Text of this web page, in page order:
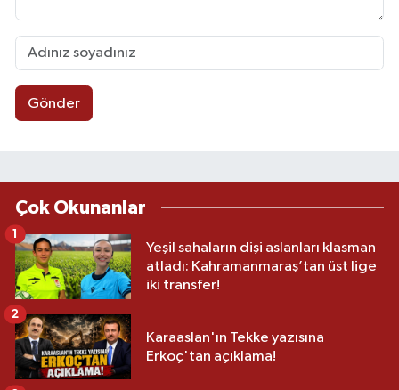
Gönder
Çok Okunanlar
Yeşil sahaların dişi aslanları klasman
atladı: Kahramanmaraş’tan üst lige
iki transfer!
1
Karaaslan'ın Tekke yazısına
Erkoç'tan açıklama!
2